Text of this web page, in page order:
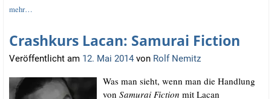
mehr…
Crashkurs Lacan: Samurai Fiction
Veröffentlicht am 12. Mai 2014 von Rolf Nemitz
Was man sieht, wenn man die Hand­lung
vonSamu­rai Fic­tion mit Lacan